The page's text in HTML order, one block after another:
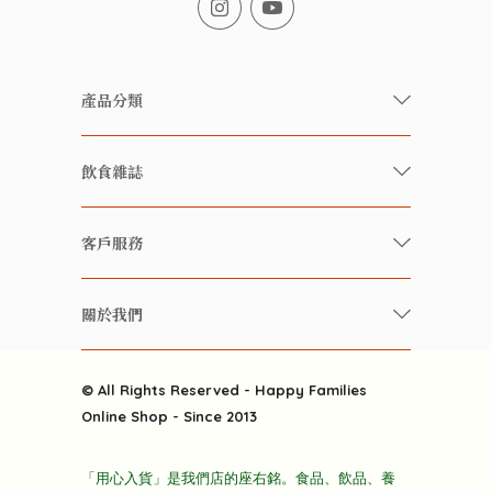
產品分類
有機/無農藥新鮮蔬果
有機 / 無添加飲品
養生保健好東西
酒類
雜貨部
折上折大特價
飲食雜誌
快樂家庭 飲食雜誌
雲南搜食記
粒粒皆辛苦
快樂電視台
客戶服務
常見問題
關於我們
送貨
© All Rights Reserved - Happy Families
Online Shop - Since 2013
「用心入貨」是我們店的座右銘。食品、飲品、養